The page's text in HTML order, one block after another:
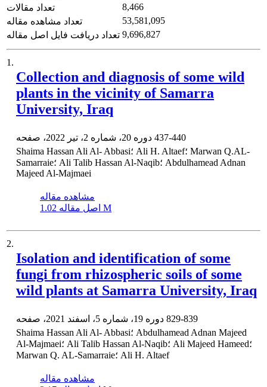
تعداد مقالات
8,466
تعداد مشاهده مقاله
53,581,095
تعداد دریافت فایل اصل مقاله 9,696,827
1.
Collection and diagnosis of some wild
plants in the vicinity of Samarra
University, Iraq
437-440
Shaima Hassan Ali Al- Abbasi؛ Ali H. Altaef؛ Marwan Q.AL-
Samarraie؛ Ali Talib Hassan Al-Naqib؛ Abdulhamead Adnan
Majeed Al-Majmaei
مشاهده مقاله
اصل مقاله 1.02 M
2.
Isolation and identification of some
fungi from rhizospheric soils of some
wild plants at Samarra University, Iraq
829-839
Shaima Hassan Ali Al- Abbasi؛ Abdulhamead Adnan Majeed
Al-Majmaei؛ Ali Talib Hassan Al-Naqib؛ Ali Majeed Hameed؛
Marwan Q. AL-Samarraie؛ Ali H. Altaef
مشاهده مقاله